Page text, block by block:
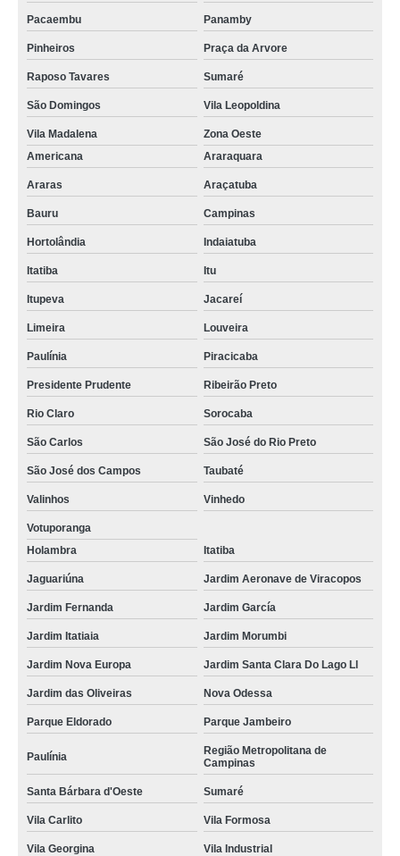
Pacaembu Panamby
Pinheiros Praça da Arvore
Raposo Tavares Sumaré
São Domingos Vila Leopoldina
Vila Madalena
Zona Oeste
Americana
Araraquara
Araras Araçatuba
Bauru Campinas
Hortolândia Indaiatuba
Itatiba Itu
Itupeva Jacareí
Limeira Louveira
Paulínia Piracicaba
Presidente Prudente Ribeirão Preto
Rio Claro Sorocaba
São Carlos São José do Rio Preto
São José dos Campos Taubaté
Valinhos Vinhedo
Votuporanga
Holambra
Itatiba
Jaguariúna Jardim Aeronave de Viracopos
Jardim Fernanda Jardim García
Jardim Itatiaia Jardim Morumbi
Jardim Nova Europa Jardim Santa Clara Do Lago Ll
Jardim das Oliveiras Nova Odessa
Parque Eldorado Parque Jambeiro
Paulínia
Região Metropolitana de
Campinas
Santa Bárbara d'Oeste Sumaré
Vila Carlito Vila Formosa
Vila Georgina Vila Industrial